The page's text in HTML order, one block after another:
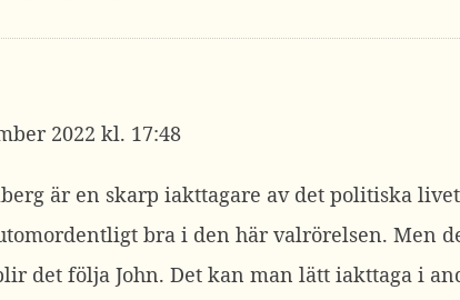
2022 kl. 17:48
är en skarp iakttagare av det politiska
bra i den här valrörelsen. Men
det följa John. Det kan man lätt iakttaga i